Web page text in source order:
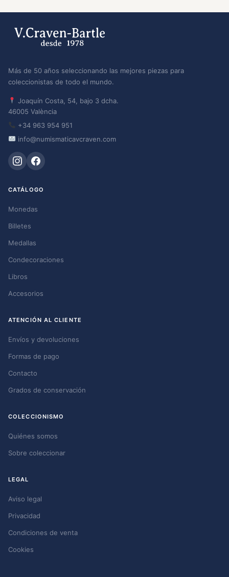
Más de 50 años seleccionando las mejores piezas para
coleccionistas de todo el mundo.
Joaquín Costa, 54, bajo 3 dcha.
46005 València
+34 963 954 951
info@numismaticavcraven.com
CATÁLOGO
Monedas
Billetes
Medallas
Condecoraciones
Libros
Accesorios
ATENCIÓN AL CLIENTE
Envíos y devoluciones
Formas de pago
Contacto
Grados de conservación
COLECCIONISMO
Quiénes somos
Sobre coleccionar
LEGAL
Aviso legal
Privacidad
Condiciones de venta
Cookies